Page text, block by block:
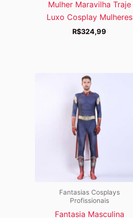
Mulher Maravilha Traje
Luxo Cosplay Mulheres
R$324,99
Fantasias Cosplays
Profissionais
Fantasia Masculina